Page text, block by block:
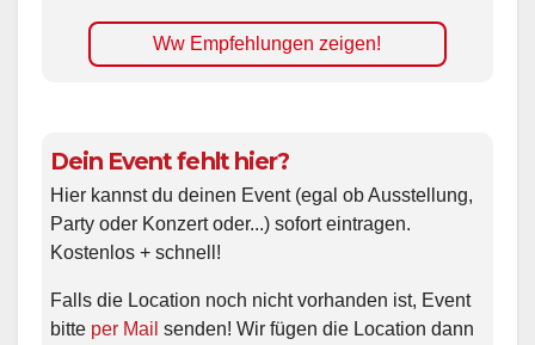
Ww Empfehlungen zeigen!
Dein Event fehlt hier?
Hier kannst du deinen Event (egal ob Ausstellung,
Party oder Konzert oder...) sofort eintragen.
Kostenlos + schnell!
Falls die Location noch nicht vorhanden ist, Event
bitte per Mail senden! Wir fügen die Location dann